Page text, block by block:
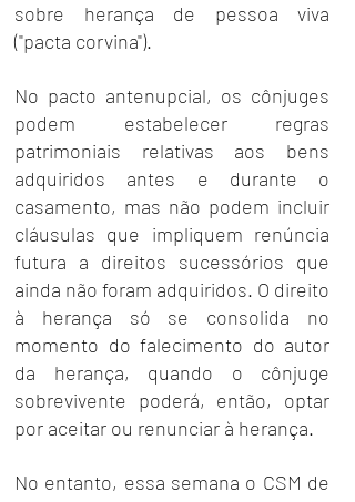
sobre herança de pessoa viva
("pacta corvina").
No pacto antenupcial, os cônjuges
podem estabelecer regras
patrimoniais relativas aos bens
adquiridos antes e durante o
casamento, mas não podem incluir
cláusulas que impliquem renúncia
futura a direitos sucessórios que
ainda não foram adquiridos. O direito
à herança só se consolida no
momento do falecimento do autor
da herança, quando o cônjuge
sobrevivente poderá, então, optar
por aceitar ou renunciar à herança.
No entanto, essa semana o CSM de